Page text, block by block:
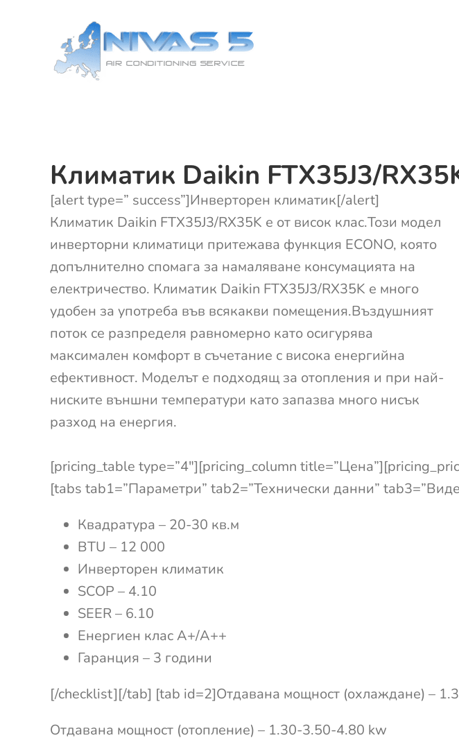
Климатик Daikin FTX35J3/
[alert type=” success”]Инверторен климатик[/alert]
Климатик Daikin FTX35J3/RX35K е от висок клас.Този модел
инверторни климатици притежава функция ECONO, която
допълнително спомага за намаляване консумацията на
електричество. Климатик Daikin FTX35J3/RX35K е много
удобен за употреба във всякакви помещения.Въздушният
поток се разпределя равномерно като осигурява
максимален комфорт в съчетание с висока енергийна
ефективност. Моделът е подходящ за отопления и при най-
ниските външни температури като запазва много нисък
разход на енергия.
[pricing_table type=”4″][pricing_column
[tabs tab1=”Параметри” tab2=”Технически данни”
Квадратура – 20-30 кв.м
BTU – 12 000
Инверторен климатик
SCOP – 4.10
SEER – 6.10
Енергиен клас А+/А++
Гаранция – 3 години
[/checklist][/tab] [tab id=2]Отдавана мощност (охлаждане) –
Отдавана мощност (отопление) – 1.30-3.50-4.80 kw